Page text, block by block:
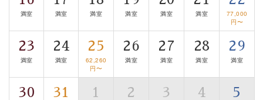
は【3日前まで】にお電話ください。
※交通規制などにより運行できない日がございます
※年末年始及び御柱祭前後は運行しておりません
以上がプラン内容です。
上諏訪温泉“しんゆ”なら諏訪大社など歴史ある諏訪の街
で心癒されます。 清らかな源泉、自然の恵みあるお食
満室 満室 満室 満室 満室 満室
77,000
円〜
23
満室
24
満室
25
62,260
円〜
26
満室
27
満室
28
満室
29
満室
30 31 1 2 3 4 5